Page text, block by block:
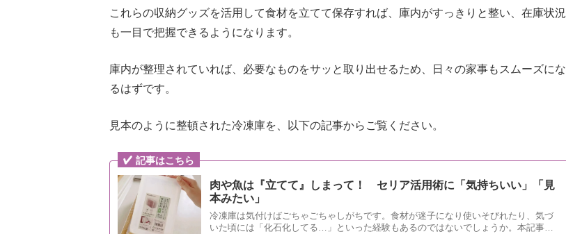
これらの収納グッズを活用して食材を立てて保存すれば、庫内がすっきりと整い、在庫状況
も一目で把握できるようになります。
庫内が整理されていれば、必要なものをサッと取り出せるため、日々の家事もスムーズにな
るはずです。
見本のように整頓された冷凍庫を、以下の記事からご覧ください。
記事はこちら
肉や魚は『立てて』しまって！ セリア活用術に「気持ちいい」「見
本みたい」
冷凍庫は気付けばごちゃごちゃしがちです。食材が迷子になり使いそびれたり、気づ
いた頃には「化石化してる…」といった経験もあるのではないでしょうか。本記事で